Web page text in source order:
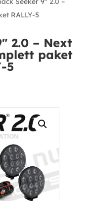
RALLY-5
2.0 – Next
paket
5